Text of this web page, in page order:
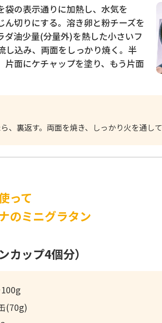
袋の表示通りに加熱し、水気を
ん切りにする。溶き卵と粉チーズを
ダ油少量(分量外)を熱した小さいフ
し込み、両面をしっかり焼く。半
片面にケチャップを塗り、もう片面
、裏返す。両面を焼き、しっかり火を通して
って
のミニグラタン
カップ4個分）
100g
(70g)